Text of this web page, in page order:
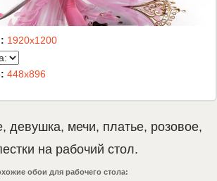
1920x1200
448x896
, девушка, мечи, платье, розовое,
на рабочий стол.
обои для рабочего стола: